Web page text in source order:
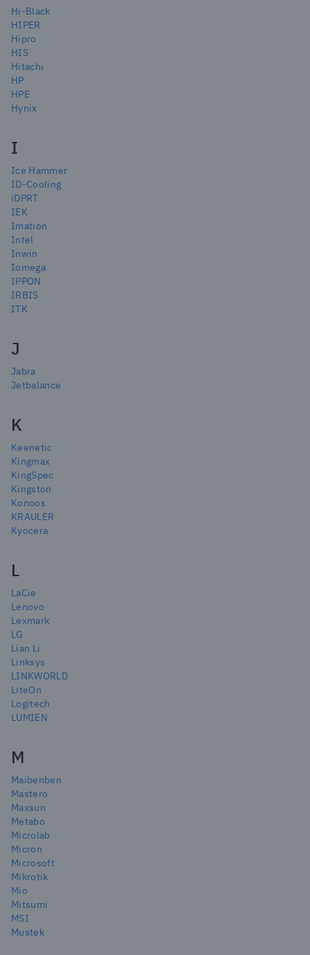
Hi-Black
HIPER
Hipro
HIS
Hitachi
HP
HPE
Hynix
I
Ice Hammer
ID-Cooling
iDPRT
IEK
Imation
Intel
Inwin
Iomega
IPPON
IRBIS
ITK
J
Jabra
Jetbalance
K
Keenetic
Kingmax
KingSpec
Kingston
Konoos
KRAULER
Kyocera
L
LaCie
Lenovo
Lexmark
LG
Lian Li
Linksys
LINKWORLD
LiteOn
Logitech
LUMIEN
M
Maibenben
Mastero
Maxsun
Metabo
Microlab
Micron
Microsoft
Mikrotik
Mio
Mitsumi
MSI
Mustek